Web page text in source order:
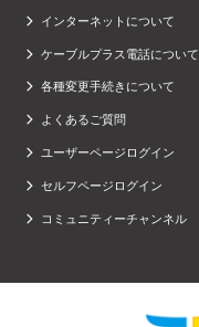
インターネットについて
ケーブルプラス電話について
各種変更手続きについて
よくあるご質問
ユーザーページログイン
セルフページログイン
コミュニティーチャンネル